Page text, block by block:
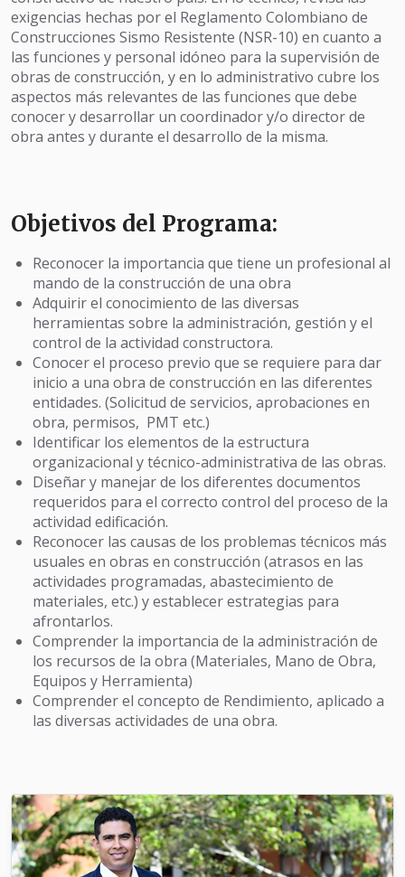
exigencias hechas por el Reglamento Colombiano de
Construcciones Sismo Resistente (NSR-10) en cuanto a
las funciones y personal idóneo para la supervisión de
obras de construcción, y en lo administrativo cubre los
aspectos más relevantes de las funciones que debe
conocer y desarrollar un coordinador y/o director de
obra antes y durante el desarrollo de la misma.
Objetivos del Programa:
Reconocer la importancia que tiene un profesional al
mando de la construcción de una obra
Adquirir el conocimiento de las diversas
herramientas sobre la administración, gestión y el
control de la actividad constructora.
Conocer el proceso previo que se requiere para dar
inicio a una obra de construcción en las diferentes
entidades. (Solicitud de servicios, aprobaciones en
obra, permisos, PMT etc.)
Identificar los elementos de la estructura
organizacional y técnico-administrativa de las obras.
Diseñar y manejar de los diferentes documentos
requeridos para el correcto control del proceso de la
actividad edificación.
Reconocer las causas de los problemas técnicos más
usuales en obras en construcción (atrasos en las
actividades programadas, abastecimiento de
materiales, etc.) y establecer estrategias para
afrontarlos.
Comprender la importancia de la administración de
los recursos de la obra (Materiales, Mano de Obra,
Equipos y Herramienta)
Comprender el concepto de Rendimiento, aplicado a
las diversas actividades de una obra.